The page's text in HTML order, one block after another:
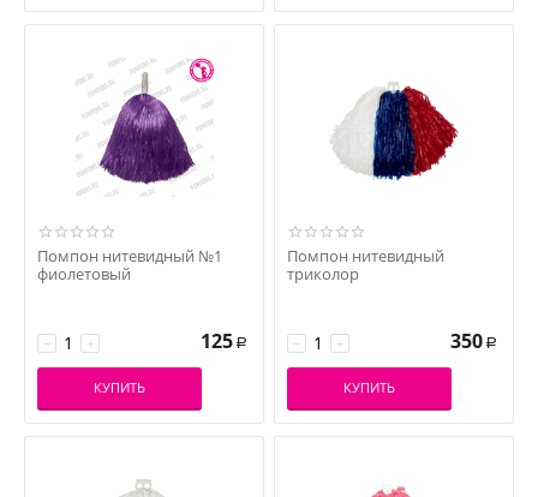
Помпон нитевидный №1
фиолетовый
+
− 125 Р
КУПИТЬ
Помпон нитевидный
триколор
+
− 350 Р
КУПИТЬ